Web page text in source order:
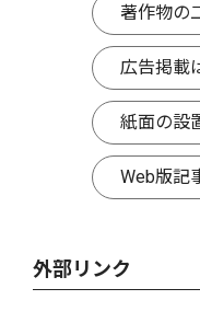
著作物の
広告掲載
紙面の設
Web版記
外部リンク